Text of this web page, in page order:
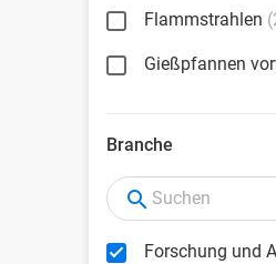
Flammstrahlen
Gießpfannen
Branche
Forschung und